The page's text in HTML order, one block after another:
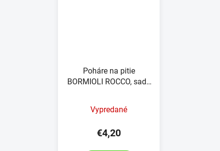
Poháre na pitie
BORMIOLI ROCCO, sada
Vypredané
€4,20